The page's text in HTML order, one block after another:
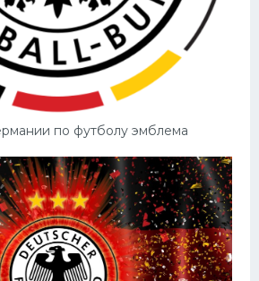
по футболу эмблема